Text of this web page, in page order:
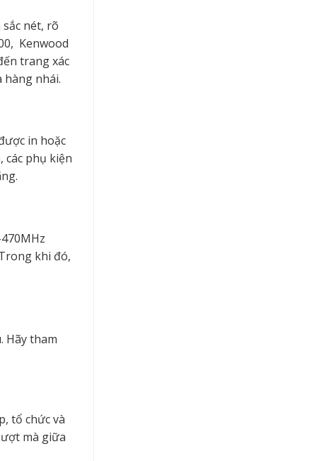
nét, rõ
Kenwood
trang xác
hàng nhái.
in hoặc
phụ kiện
khi đó,
Hãy tham
tổ chức và
mà giữa